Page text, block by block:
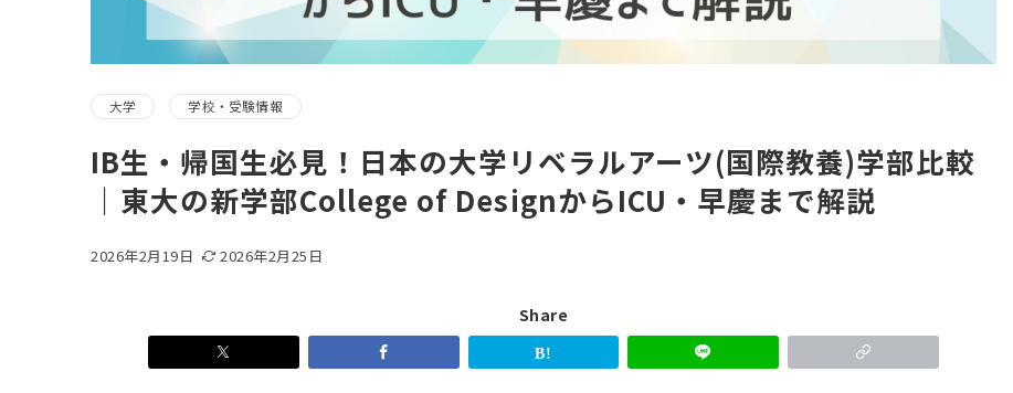
大学 学校・受験情報
IB生・帰国生必見！日本の大学リベラルアーツ(国際教養)学部比較
｜東大の新学部College of DesignからICU・早慶まで解説
2026年2月19日 2026年2月25日
Share